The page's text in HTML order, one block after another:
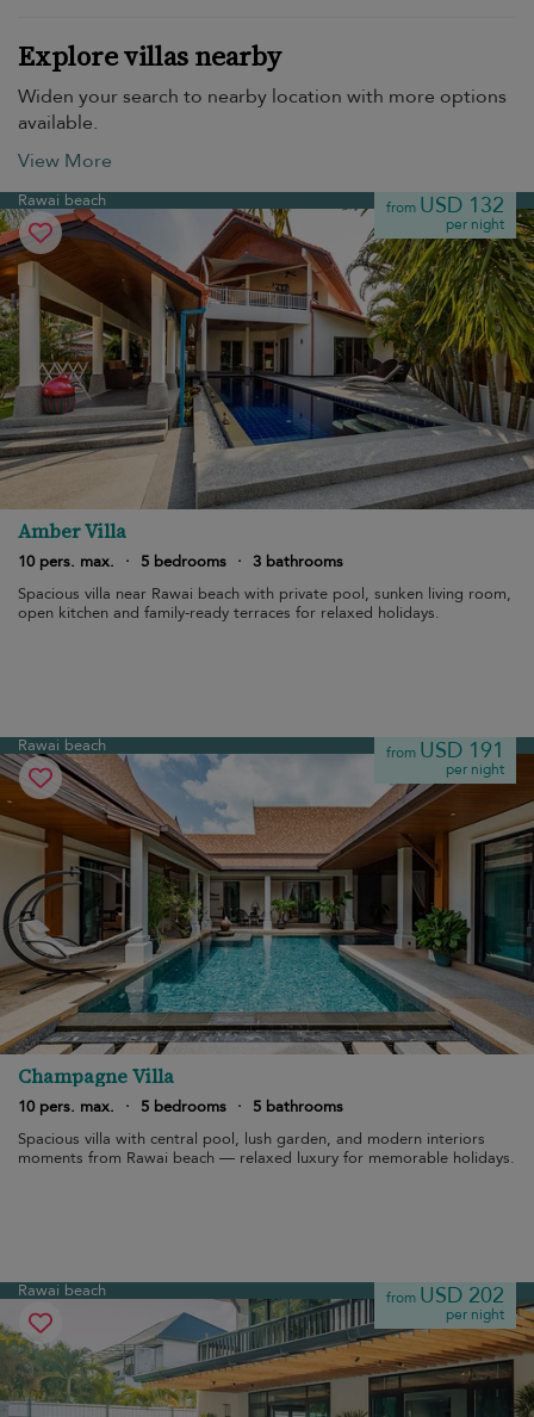
Explore villas nearby
Widen your search to nearby location with more options
available.
View More
Rawai beach from USD 132
per night
Amber Villa
10 pers. max. · 5 bedrooms · 3 bathrooms
Spacious villa near Rawai beach with private pool, sunken living room,
open kitchen and family-ready terraces for relaxed holidays.
Rawai beach from USD 191
per night
Champagne Villa
10 pers. max. · 5 bedrooms ·
5 bathrooms
Spacious villa with central pool, lush garden, and modern interiors
moments from Rawai beach — relaxed luxury for memorable holidays.
Rawai beach from USD 202
per night